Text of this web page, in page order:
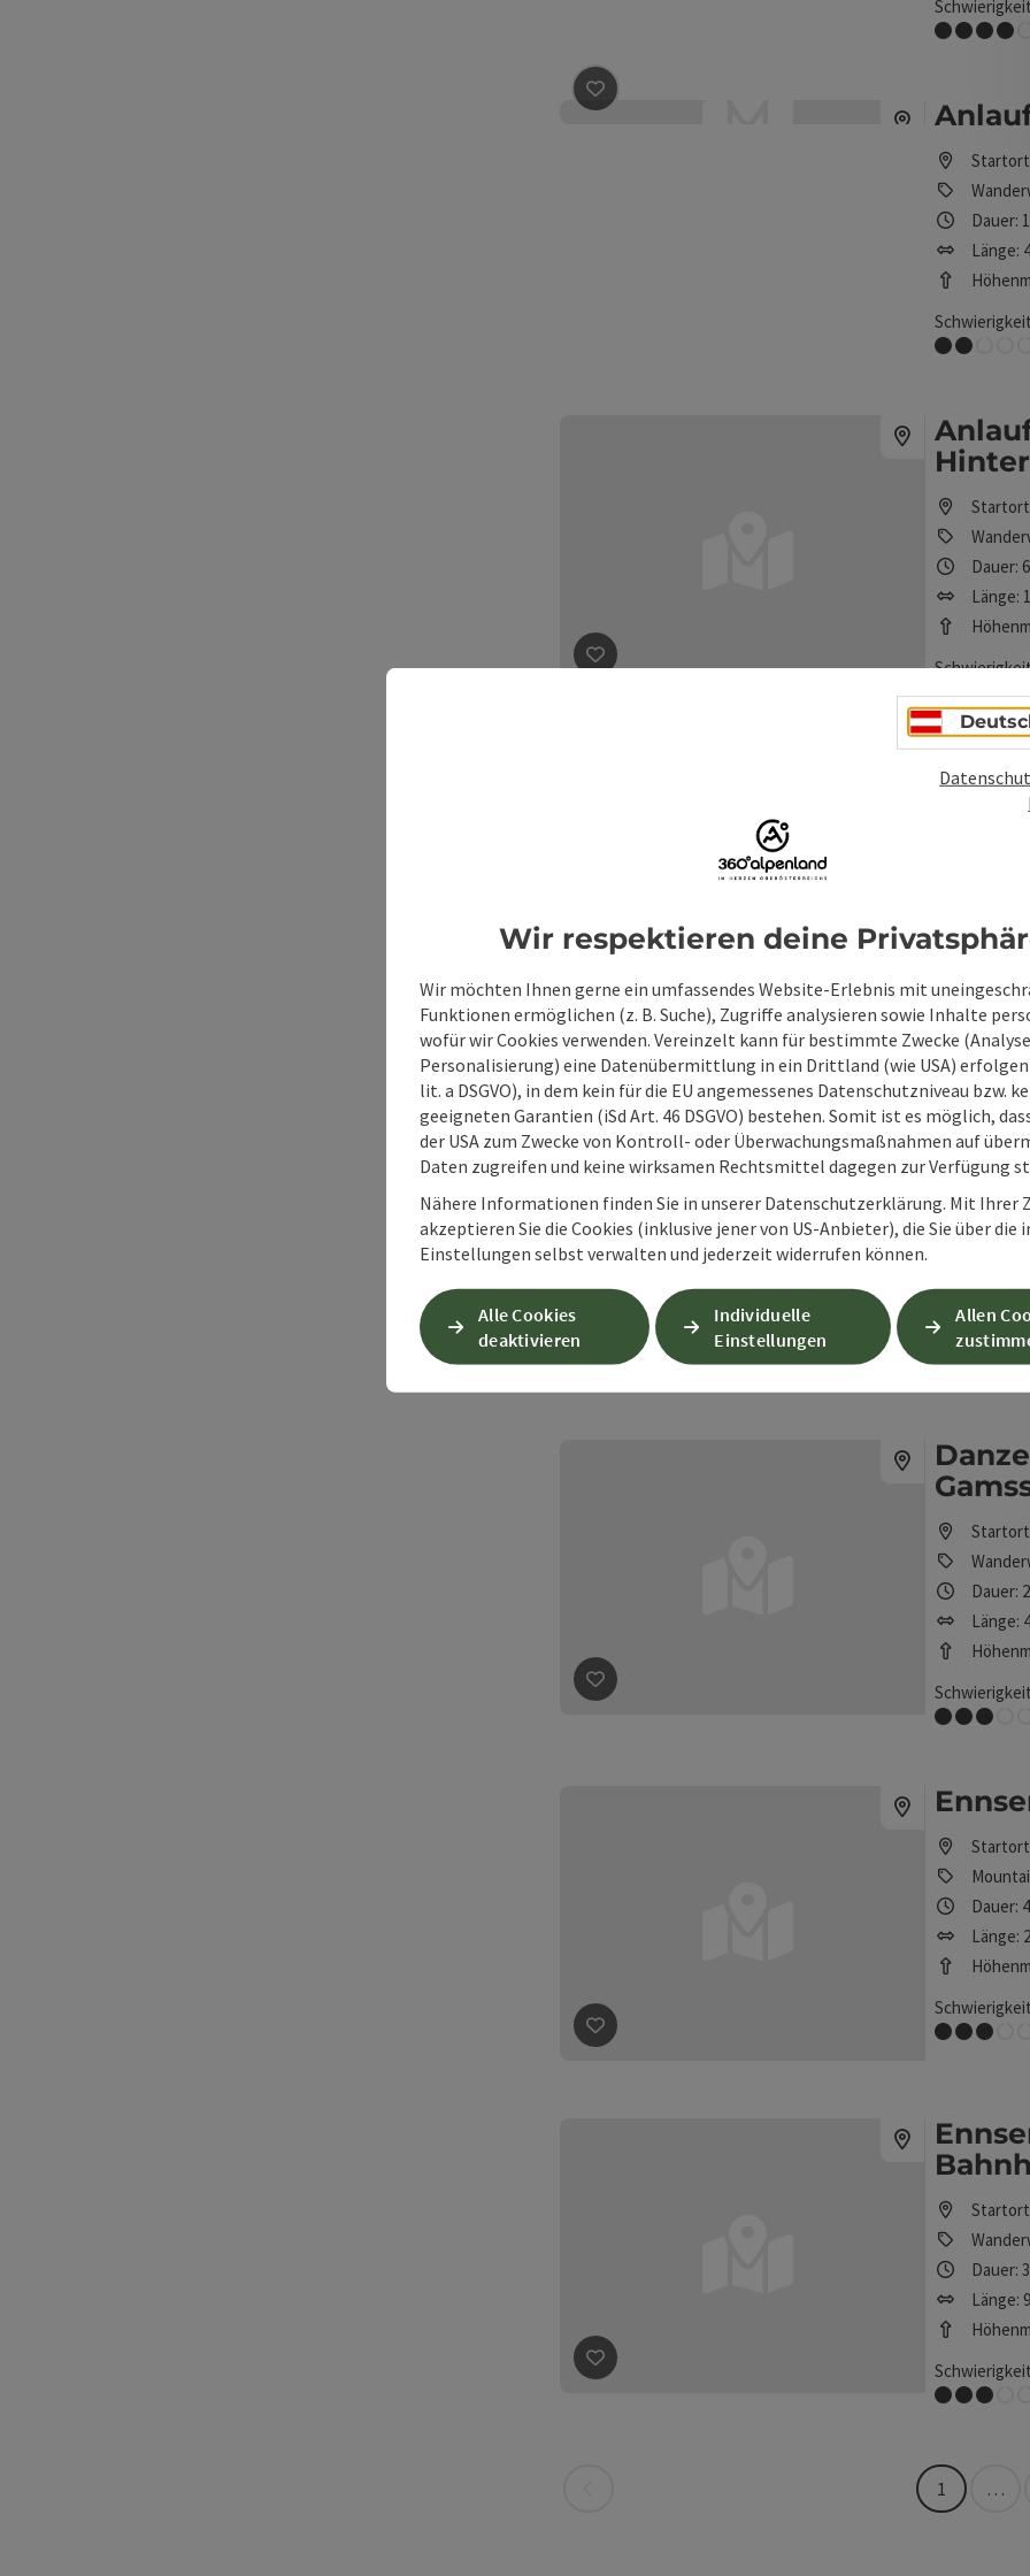
Schwer
Beitrag merken : Anlaufalm (über Forststraße)
Startort
Dauer:
Länge:
Leicht
Startort
Dauer:
Länge:
Schwer
Beitrag merken : Anlaufalm - Kleine
Länge:
Mittel
Beitrag merken: Bertl Madonna
Bertl
Dauer:
Mittel
Beitrag merken : Danzersteig: Ennser Hütte-
Startort
Dauer:
Länge:
Mittel
Beitrag merken
Startort
Dauer:
Länge:
Mittel
Beitrag merken : Ennser Hütte - Almkogel (vom
Startort
Dauer:
Länge:
Mittel
1 …
Wir respektieren deine
Wir möchten Ihnen gerne ein umfassendes Website-Erlebnis mit
Funktionen ermöglichen (z. B. Suche), Zugriffe analysieren sowie Inhalte
wofür wir Cookies verwenden. Vereinzelt kann für bestimmte Zwecke
Personalisierung) eine Datenübermittlung in ein Drittland (wie USA) erfolgen
lit. a DSGVO), in dem kein für die EU angemessenes Datenschutzniveau bzw.
geeigneten Garantien (iSd Art. 46 DSGVO) bestehen. Somit ist es möglich,
der USA zum Zwecke von Kontroll- oder Überwachungsmaßnahmen auf
Daten zugreifen und keine wirksamen Rechtsmittel dagegen zur Verfügung
Nähere Informationen finden Sie in unserer Datenschutzerklärung. Mit Ihrer
akzeptieren Sie die Cookies (inklusive jener von US-Anbieter), die Sie über die
Einstellungen selbst verwalten und jederzeit widerrufen können.
Alle Cookies
deaktivieren
Individuelle
Einstellungen
Allen